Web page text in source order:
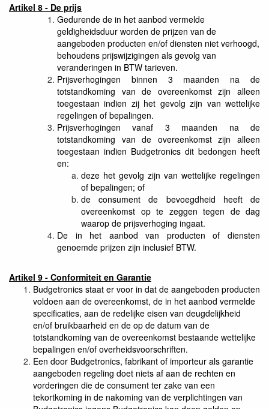
Artikel 8 - De prijs
Gedurende de in het aanbod vermelde
geldigheidsduur worden de prijzen van de
aangeboden producten en/of diensten niet verhoogd,
behoudens prijswijzigingen als gevolg van
veranderingen in BTW tarieven.
Prijsverhogingen binnen 3 maanden na de
totstandkoming van de overeenkomst zijn alleen
toegestaan indien zij het gevolg zijn van wettelijke
regelingen of bepalingen.
Prijsverhogingen vanaf 3 maanden na de
totstandkoming van de overeenkomst zijn alleen
toegestaan indien Budgetronics dit bedongen heeft
en:
deze het gevolg zijn van wettelijke regelingen
of bepalingen; of
de consument de bevoegdheid heeft de
overeenkomst op te zeggen tegen de dag
waarop de prijsverhoging ingaat.
De in het aanbod van producten of diensten
genoemde prijzen zijn inclusief BTW.
Artikel 9 - Conformiteit en Garantie
Budgetronics staat er voor in dat de aangeboden producten
voldoen aan de overeenkomst, de in het aanbod vermelde
specificaties, aan de redelijke eisen van deugdelijkheid
en/of bruikbaarheid en de op de datum van de
totstandkoming van de overeenkomst bestaande wettelijke
bepalingen en/of overheidsvoorschriften.
Een door Budgetronics, fabrikant of importeur als garantie
aangeboden regeling doet niets af aan de rechten en
vorderingen die de consument ter zake van een
tekortkoming in de nakoming van de verplichtingen van